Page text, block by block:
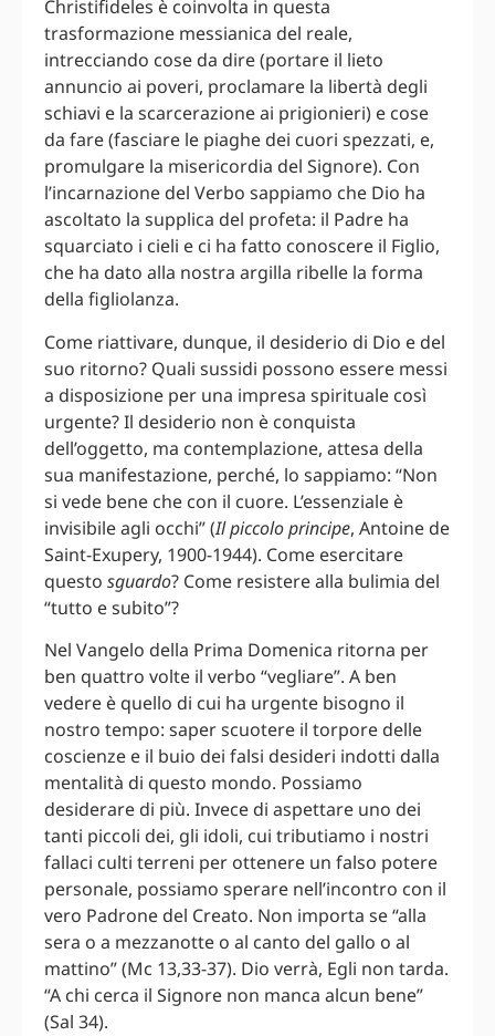
Christifideles è coinvolta in questa
trasformazione messianica del reale,
intrecciando cose da dire (portare il lieto
annuncio ai poveri, proclamare la libertà degli
schiavi e la scarcerazione ai prigionieri) e cose
da fare (fasciare le piaghe dei cuori spezzati, e,
promulgare la misericordia del Signore). Con
l’incarnazione del Verbo sappiamo che Dio ha
ascoltato la supplica del profeta: il Padre ha
squarciato i cieli e ci ha fatto conoscere il Figlio,
che ha dato alla nostra argilla ribelle la forma
della figliolanza.
Come riattivare, dunque, il desiderio di Dio e del
suo ritorno? Quali sussidi possono essere messi
a disposizione per una impresa spirituale così
urgente? Il desiderio non è conquista
dell’oggetto, ma contemplazione, attesa della
sua manifestazione, perché, lo sappiamo: “Non
si vede bene che con il cuore. L’essenziale è
invisibile agli occhi” (Il piccolo principe, Antoine de
Saint-Exupery, 1900-1944). Come esercitare
questo sguardo? Come resistere alla bulimia del
“tutto e subito”?
Nel Vangelo della Prima Domenica ritorna per
ben quattro volte il verbo “vegliare”. A ben
vedere è quello di cui ha urgente bisogno il
nostro tempo: saper scuotere il torpore delle
coscienze e il buio dei falsi desideri indotti dalla
mentalità di questo mondo. Possiamo
desiderare di più. Invece di aspettare uno dei
tanti piccoli dei, gli idoli, cui tributiamo i nostri
fallaci culti terreni per ottenere un falso potere
personale, possiamo sperare nell’incontro con il
vero Padrone del Creato. Non importa se “alla
sera o a mezzanotte o al canto del gallo o al
mattino” (Mc 13,33-37). Dio verrà, Egli non tarda.
“A chi cerca il Signore non manca alcun bene”
(Sal 34).